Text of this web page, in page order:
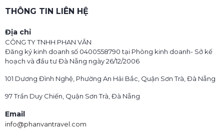
THÔNG TIN LIÊN HỆ
Địa chỉ
CÔNG TY TNHH PHAN VĂN
Đăng ký kinh doanh số 0400558790 tại Phòng kinh doanh- Sở kế
hoạch và đầu tư Đà Nẵng ngày 26/12/2006
101 Dương Đình Nghệ, Phường An Hải Bắc, Quận Sơn Trà, Đà Nẵng
97 Trần Duy Chiến, Quận Sơn Trà, Đà Nẵng
Email
info@phanvantravel.com